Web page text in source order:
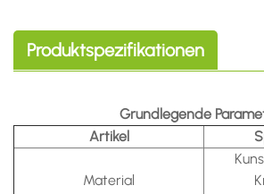
Produktspezifikationen
Grundlegende
Artikel
Material